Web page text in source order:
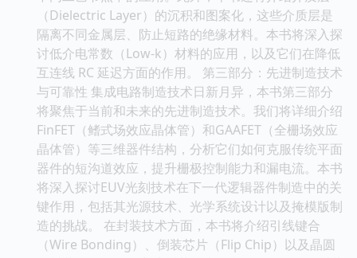
（Dielectric Layer）的沉积和图案化，这些介质层是
隔离不同金属层、防止短路的绝缘材料。本书将深入探
讨低介电常数（Low-k）材料的应用，以及它们在降低
互连线 RC 延迟方面的作用。 第三部分：先进制造技术
与可靠性 集成电路制造技术日新月异，本书第三部分
将聚焦于当前和未来的先进制造技术。我们将详细介绍
FinFET（鳍式场效应晶体管）和GAAFET（全栅场效应
晶体管）等三维器件结构，分析它们如何克服传统平面
器件的短沟道效应，提升栅极控制能力和漏电流。本书
将深入探讨EUV光刻技术在下一代逻辑器件制造中的关
键作用，包括其光源技术、光学系统设计以及掩模版制
造的挑战。 在封装技术方面，本书将介绍引线键合
（Wire Bonding）、倒装芯片（Flip Chip）以及晶圆